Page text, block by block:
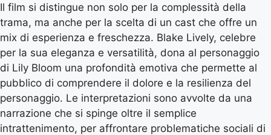
Il film si distingue non solo per la complessità della
trama, ma anche per la scelta di un cast che offre un
mix di esperienza e freschezza. Blake Lively, celebre
per la sua eleganza e versatilità, dona al personaggio
di Lily Bloom una profondità emotiva che permette al
pubblico di comprendere il dolore e la resilienza del
personaggio. Le interpretazioni sono avvolte da una
narrazione che si spinge oltre il semplice
intrattenimento, per affrontare problematiche sociali di